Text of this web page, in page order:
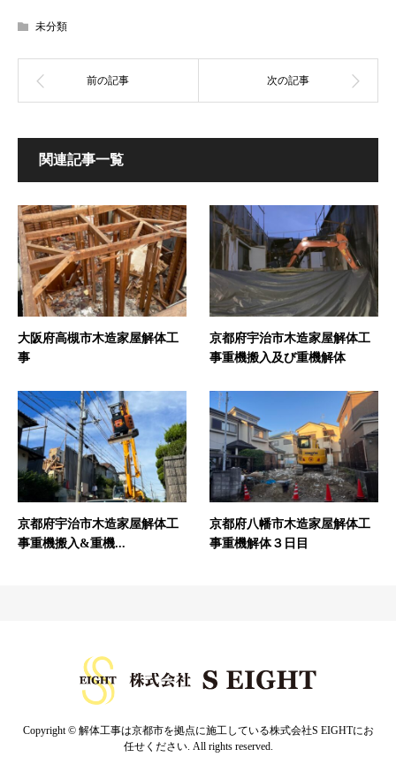
未分類
関連記事一覧
大阪府高槻市木造家屋解体工
事
京都府宇治市木造家屋解体工
事重機搬入及び重機解体
京都府宇治市木造家屋解体工
事重機搬入&重機...
京都府八幡市木造家屋解体工
事重機解体３日目
Copyright © 解体工事は京都市を拠点に施工している株式会社S EIGHTにお
任せください. All rights reserved.